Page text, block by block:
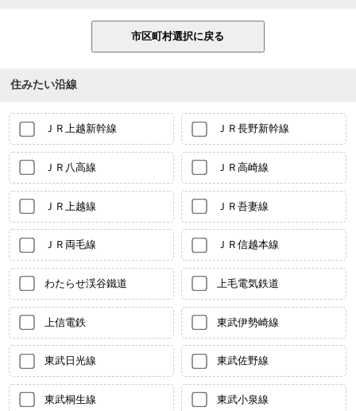
住みたい沿線
ＪＲ上越新幹線 ＪＲ長野新幹線
ＪＲ八高線 ＪＲ高崎線
ＪＲ上越線 ＪＲ吾妻線
ＪＲ両毛線 ＪＲ信越本線
わたらせ渓谷鐵道 上毛電気鉄道
上信電鉄 東武伊勢崎線
東武日光線 東武佐野線
東武桐生線 東武小泉線